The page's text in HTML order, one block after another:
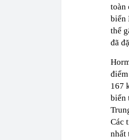
toàn
biển
thể
đã
167
biển
Các
nhất